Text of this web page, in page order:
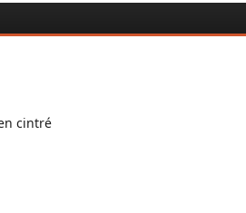
cintré